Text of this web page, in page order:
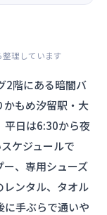
理しています
2階にある暗闇バ
かもめ汐留駅・大
平日は6:30から夜
ケジュールで
、専用シューズ
レンタル、タオル
に手ぶらで通いや